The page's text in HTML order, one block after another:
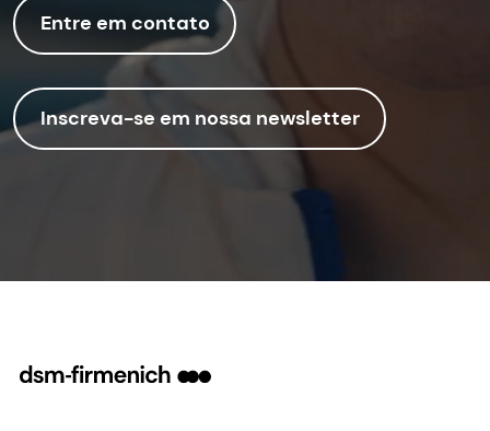
Entre em contato
Inscreva-se em nossa newsletter